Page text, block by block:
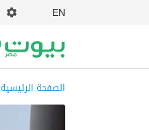
EN
الصفحة الرئيسية